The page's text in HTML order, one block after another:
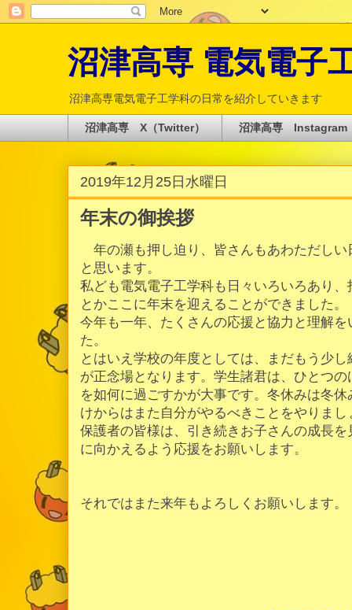
沼津高専 電気電子
沼津高専電気電子工学科の日常を紹介していきます
沼津高専 X（Twitter） 沼津高専 Instagram
2019年12月25日水曜日
年末の御挨拶
年の瀬も押し迫り、皆さんもあわただしい
と思います。
私ども電気電子工学科も日々いろいろあり
とかここに年末を迎えることができました。
今年も一年、たくさんの応援と協力と理解
た。
とはいえ学校の年度としては、まだもう少
が正念場となります。学生諸君は、ひとつ
を如何に過ごすかが大事です。冬休みは冬
けからはまた自分がやるべきことをやりまし
保護者の皆様は、引き続きお子さんの成長
に向かえるよう応援をお願いします。
それではまた来年もよろしくお願いします。